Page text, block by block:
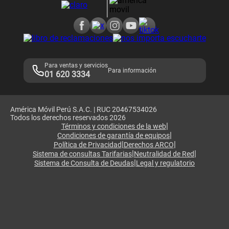
Adquirientes iPhone 6, 6S y SE
Mensaje de Seguridad
Términos y Condiciones de Tienda Claro
Libro de Reclamaciones
Para ventas y servicios
01 620 3334 Para información
América Móvil Perú S.A.C. | RUC 20467534026
Todos los derechos reservados 2026
Términos y condiciones de la web|
Condiciones de garantía de equipos|
Política de Privacidad|Derechos ARCO|
Sistema de consultas Tarifarias|Neutralidad de Red|
Sistema de Consulta de Deudas|Legal y regulatorio